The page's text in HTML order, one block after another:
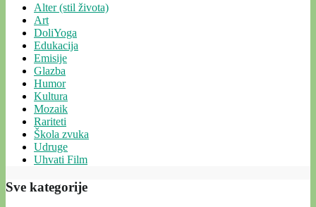
Alter (stil života)
Art
DoliYoga
Edukacija
Emisije
Glazba
Humor
Kultura
Mozaik
Rariteti
Škola zvuka
Udruge
Uhvati Film
Sve kategorije